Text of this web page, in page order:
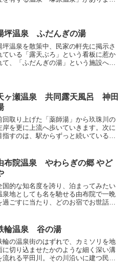
が、訪問時は生憎強い...
坪温泉 ふだんぎの湯
坪温泉を散策中、民家の軒先に掲示さ
ている「露天ぶろ」という看板に惹か
て、「ふだんぎの湯」という施設へ立
の番組を思い起こすよう...
ヶ瀬温泉 共同露天風呂 神田
回取り上げた「薬師湯」から玖珠川の
岸を更に上流へ歩いていきます。次に
指すのは、駅からずっと続いている温
神田湯」です。神田湯の読み方は「か
だゆ」ではなく「じんでん...
布院温泉 やわらぎの郷 やど
国的な知名度を誇り、泊まってみたい
泉地としても名を馳せる由布院で一晩
過ごすに当たり、どのお宿でお世話に
のですが、女性受けを狙ったコンセプ
だったり敷居の高そうだ...
輪温泉 谷の湯
輪の温泉街のはずれで、カミソリを地
に切り込ませたかのような細く深い溝
流れる平田川。その川沿いに建つ民家